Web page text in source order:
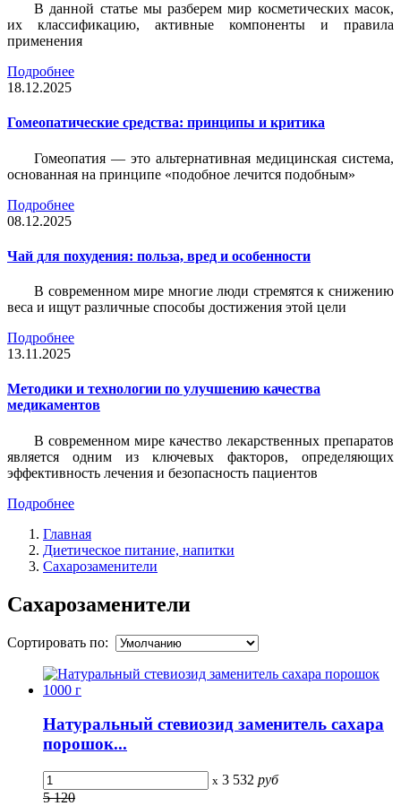
В данной статье мы разберем мир косметических масок,
их классификацию, активные компоненты и правила
применения
Подробнее
18.12.2025
Гомеопатические средства: принципы и критика
Гомеопатия — это альтернативная медицинская система,
основанная на принципе «подобное лечится подобным»
Подробнее
08.12.2025
Чай для похудения: польза, вред и особенности
В современном мире многие люди стремятся к снижению
веса и ищут различные способы достижения этой цели
Подробнее
13.11.2025
Методики и технологии по улучшению качества
медикаментов
В современном мире качество лекарственных препаратов
является одним из ключевых факторов, определяющих
эффективность лечения и безопасность пациентов
Подробнее
Главная
Диетическое питание, напитки
Сахарозаменители
Сахарозаменители
Сортировать по:
Натуральный стевиозид заменитель сахара
порошок...
x 3 532 руб
5 120